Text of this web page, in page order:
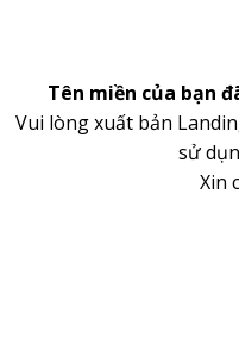
Tên miền của bạn
Vui lòng xuất bản
sử
Xin